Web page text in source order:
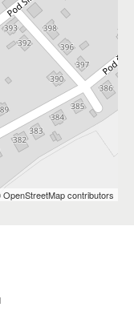
OpenStreetMap contributors